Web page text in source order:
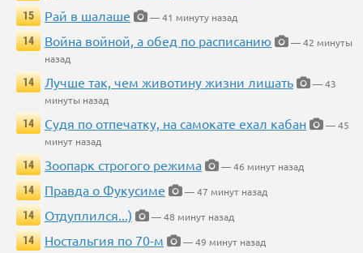
15
Рай в шалаше
— 41 минуту назад
14
Война войной, а обед по расписанию
— 42 минуты
назад
14
Лучше так, чем животину жизни лишать
— 43
минуты назад
14
Судя по отпечатку, на самокате ехал кабан
— 45
минут назад
14
Зоопарк строгого режима
— 46 минут назад
14
Правда о Фукусиме
— 47 минут назад
14
Отдуплился...)
— 48 минут назад
14
Ностальгия по 70-м — 49 минут назад